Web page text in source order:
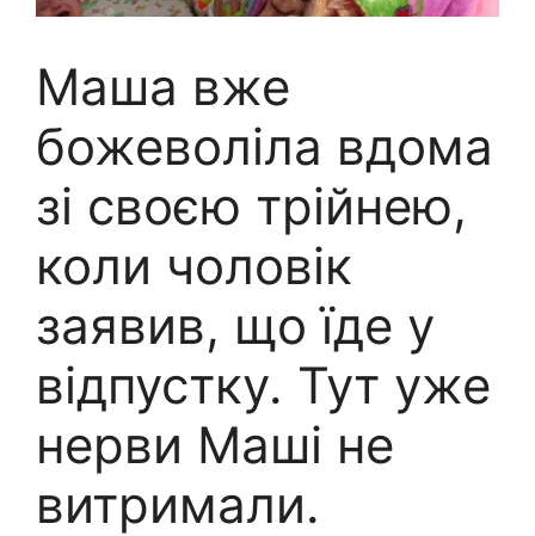
Маша вже
божеволіла вдома
зі своєю трійнею,
коли чоловік
заявив, що їде у
відпустку. Тут уже
нерви Маші не
витримали.